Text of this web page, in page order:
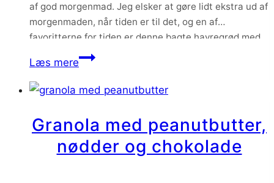
af god morgenmad. Jeg elsker at gøre lidt ekstra ud af
morgenmaden, når tiden er til det, og en af
favoritterne for tiden er denne bagte havregrød med
banan og bær.
Læs mereBagt
med
og
bær
Granola med peanutbutter,
nødder og chokolade